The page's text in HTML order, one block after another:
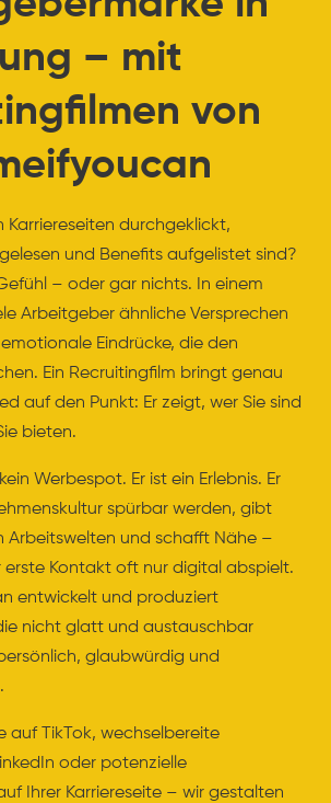
– mit
von
Karriereseiten durchgeklickt,
und Benefits aufgelistet sind?
– oder gar nichts. In einem
Arbeitgeber ähnliche Versprechen
Eindrücke, die den
Ein Recruitingfilm bringt genau
auf den Punkt: Er zeigt, wer Sie sind
bieten.
Werbespot. Er ist ein Erlebnis. Er
spürbar werden, gibt
Arbeitswelten und schafft Nähe –
erste Kontakt oft nur digital abspielt.
entwickelt und produziert
nicht glatt und austauschbar
glaubwürdig und
auf TikTok, wechselbereite
oder potenzielle
Ihrer Karriereseite – wir gestalten